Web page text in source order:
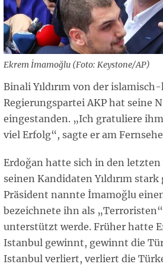
Ekrem İmamoğlu (Foto: Keystone/AP)
Binali Yıldırım von der
Regierungspartei AKP hat seine
eingestanden. „Ich gratuliere
viel Erfolg“, sagte er am
Erdoğan hatte sich in den
seinen Kandidaten Yıldırım
Präsident nannte İmamoğlu
bezeichnete ihn als
unterstützt werde. Früher hatte
Istanbul gewinnt, gewinnt die
Istanbul verliert, verliert die